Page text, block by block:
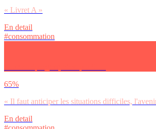
« Livret A »
En detail
#consommation
65%
« Il faut anticiper les situations difficiles,
En detail